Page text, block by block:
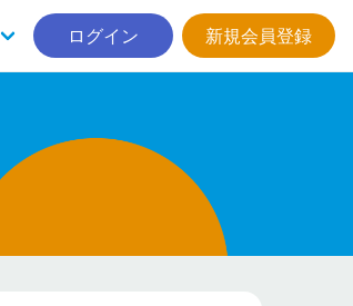
ログイン 新規会員登録